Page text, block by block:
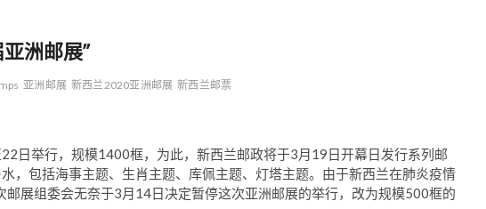
洲邮展”
亚洲邮展 新西兰2020亚洲邮展 新西兰邮票
日举行，规模1400框，为此，新西兰邮政将于3月19日开幕日发行系列邮
，包括海事主题、生肖主题、库佩主题、灯塔主题。由于新西兰在肺炎疫情
展组委会无奈于3月14日决定暂停这次亚洲邮展的举行，改为规模500框的